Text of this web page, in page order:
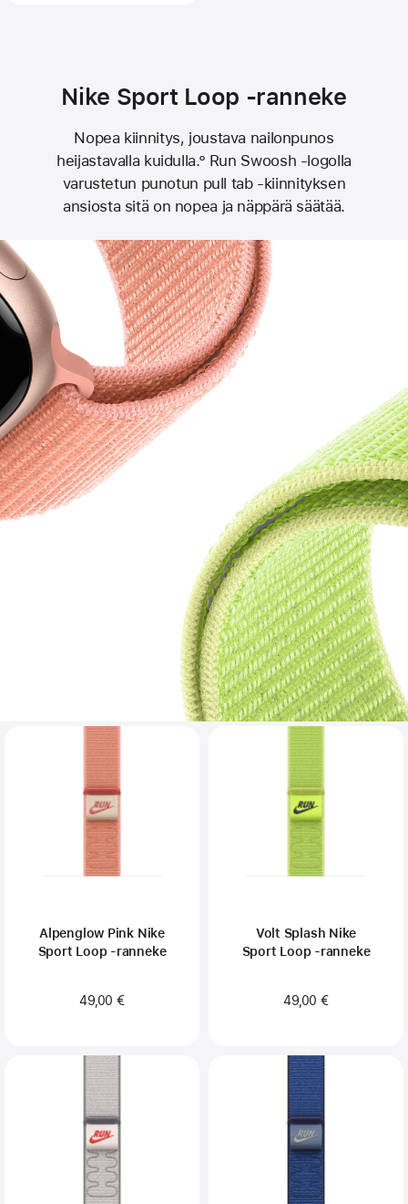
Nike Sport Loop ‑ranneke
Nopea kiinnitys, joustava nailon­punos
heijastavalla kuidulla.° Run Swoosh ‑logolla
varustetun punotun pull tab ‑kiinnityksen
ansiosta sitä on nopea ja näppärä säätää.
Alpenglow Pink Nike
Sport Loop ‑ranneke
49,00 €
Volt Splash Nike
Sport Loop ‑ranneke
49,00 €